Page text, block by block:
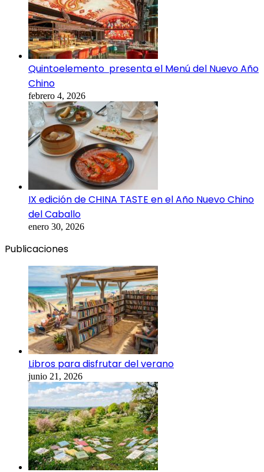
Quintoelemento presenta el Menú del Nuevo Año
Chino
febrero 4, 2026
IX edición de CHINA TASTE en el Año Nuevo Chino
del Caballo
enero 30, 2026
Publicaciones
Libros para disfrutar del verano
junio 21, 2026